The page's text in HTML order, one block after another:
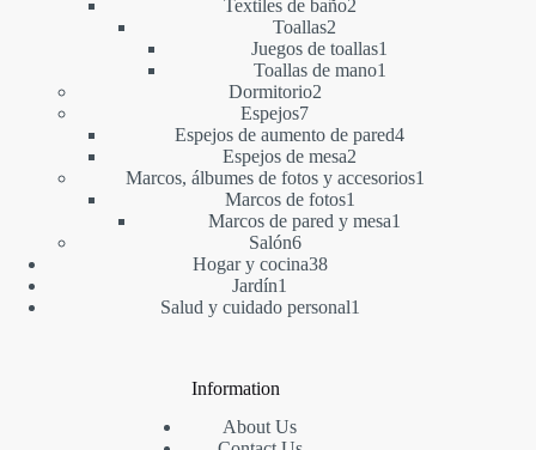
Textiles de baño2
Toallas2
productos
Juegos de toallas1
Toallas de mano1
Dormitorio22
Espejos77
productos
Espejos de aumento de pared44
Espejos de mesa2
productos
Marcos, álbumes de fotos y accesorios1
Marcos de fotos1
producto
Marcos de pared y mesa1
Salón66
productos
Hogar y cocina3838
Jardín1
producto
Salud y cuidado personal1
Information
About Us